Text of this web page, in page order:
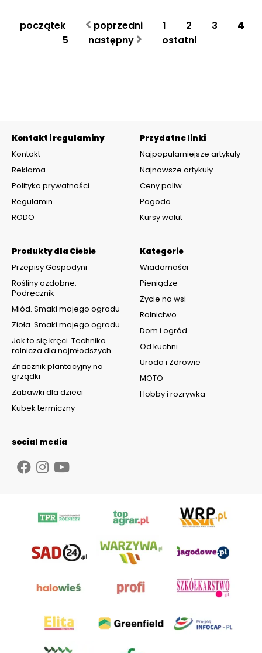
początek poprzedni 1 2 3
4
5
następny ostatni
Kontakt i regulaminy
Kontakt
Reklama
Polityka prywatności
Regulamin
RODO
Kategorie
Wiadomości
Pieniądze
Życie na wsi
Rolnictwo
Dom i ogród
Od kuchni
Uroda i Zdrowie
MOTO
Hobby i rozrywka
Produkty dla Ciebie
Przepisy Gospodyni
Rośliny ozdobne.
Podręcznik
Miód. Smaki mojego ogrodu
Zioła. Smaki mojego ogrodu
Jak to się kręci. Technika
rolnicza dla najmłodszych
Znacznik plantacyjny na
grządki
Zabawki dla dzieci
Kubek termiczny
Przydatne linki
Najpopularniejsze artykuły
Najnowsze artykuły
Ceny paliw
Pogoda
Kursy walut
social media